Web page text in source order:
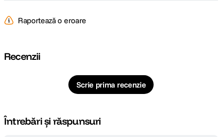
Cu un raport de proiectie de 1.21:1, poti proiecta un ecran
mare, cu dimensiuni intre 40 si 120 de inchi, oriunde te afli.
Corectia automata omnidirectionala a distorsiunii trapezoidale
Raportează o eroare
Recenzii
Scrie prima recenzie
Întrebări și răspunsuri